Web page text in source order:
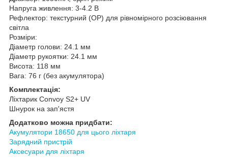
Напруга живлення: 3-4.2 В
Рефлектор: текстурний (OP) для рівномірного розсіювання
світла
Розміри:
Діаметр голови: 24.1 мм
Діаметр рукоятки: 24.1 мм
Висота: 118 мм
Вага: 76 г (без акумулятора)
Комплектація:
Ліхтарик Convoy S2+ UV
Шнурок на зап'ястя
Додатково можна придбати:
Акумулятори 18650 для цього ліхтаря
Зарядний пристрій
Аксесуари для ліхтаря